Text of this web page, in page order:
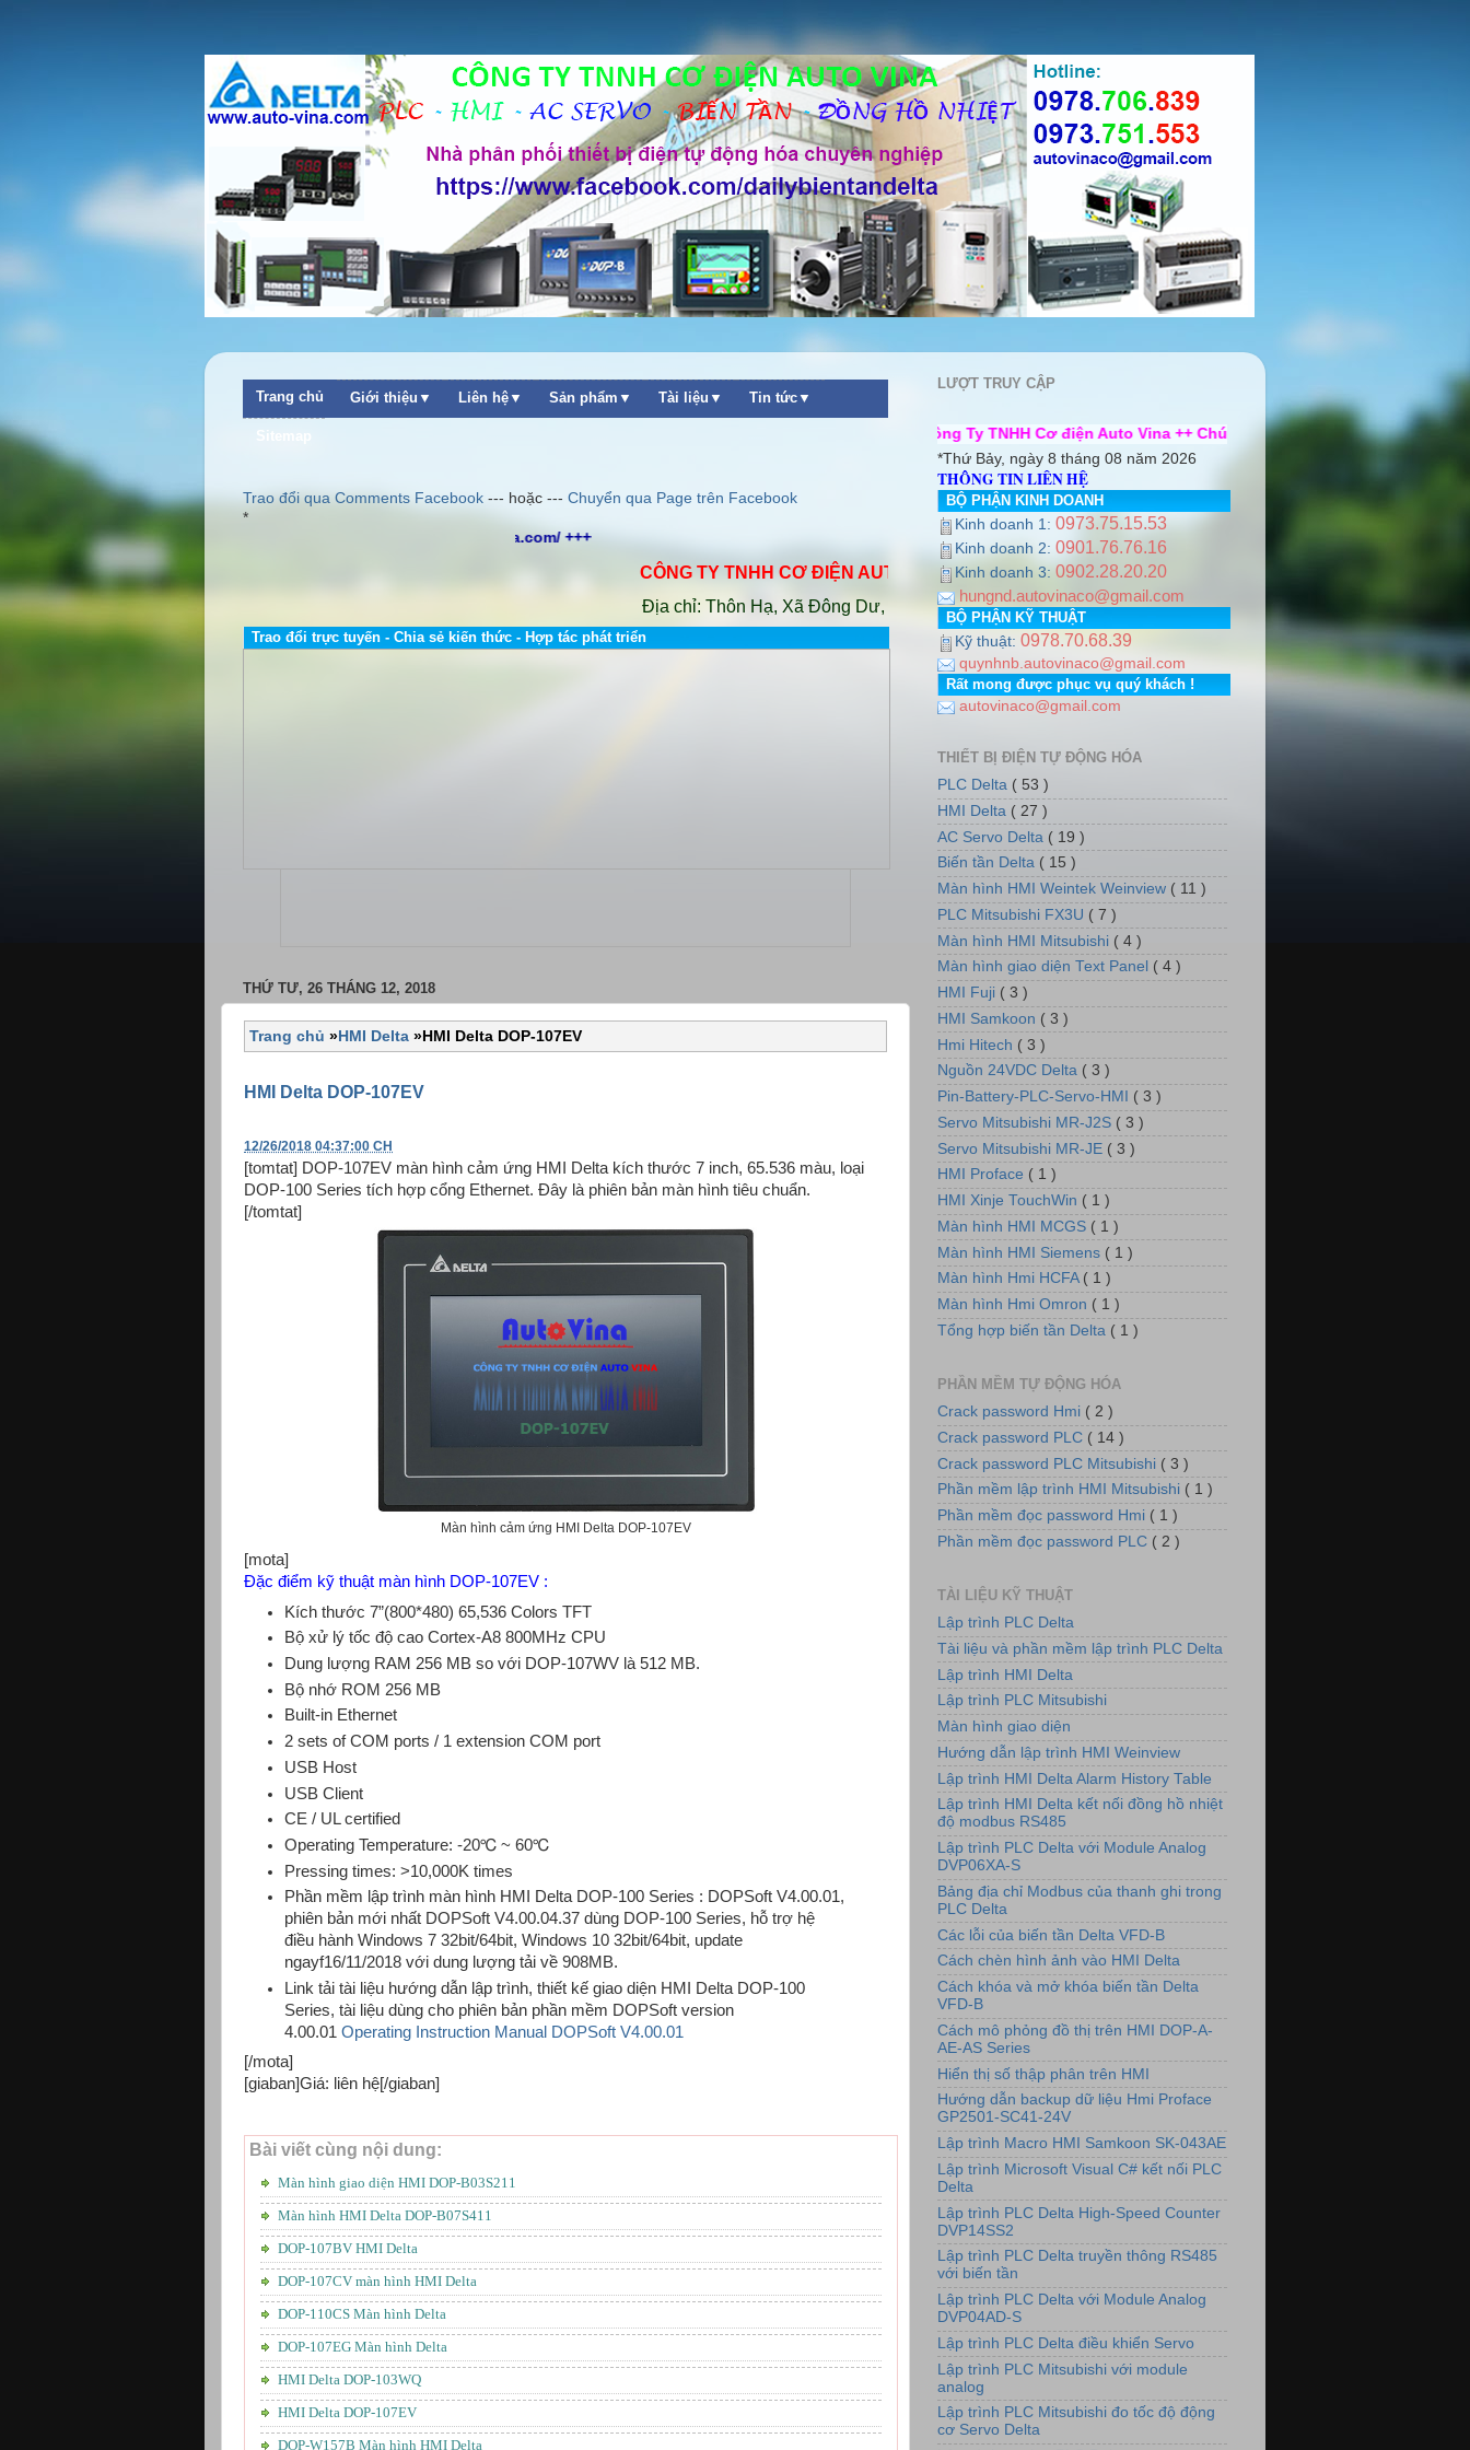
Trang chủ Giới thiệu▼ Liên hệ▼ Sản phẩm▼ Tài liệu▼ Tin tức▼
Sitemap
Trao đổi qua Comments Facebook --- hoặc --- Chuyển qua Page trên Facebook
*
http://www.dailybientandelta.com/ +++ http://www.auto-vina.com/ +++
CÔNG TY TNHH CƠ ĐIỆN AUTO VINA Hotline 0978.706.839 / 0973.751.553
Địa chỉ: Thôn Hạ, Xã Đông Dư, Huyện Gia Lâm, Thành phố Hà Nội. PGD: Số nhà 7, dãy 5, tổ dân phố số 12,
Trao đổi trực tuyến - Chia sẻ kiến thức - Hợp tác phát triển
THỨ TƯ, 26 THÁNG 12, 2018
Trang chủ »HMI Delta »HMI Delta DOP-107EV
HMI Delta DOP-107EV
12/26/2018 04:37:00 CH
[tomtat] DOP-107EV màn hình cảm ứng HMI Delta kích thước 7 inch, 65.536 màu, loại
DOP-100 Series tích hợp cổng Ethernet. Đây là phiên bản màn hình tiêu chuẩn.
[/tomtat]
Màn hình cảm ứng HMI Delta DOP-107EV
[mota]
Đặc điểm kỹ thuật màn hình DOP-107EV :
Kích thước 7”(800*480) 65,536 Colors TFT
Bộ xử lý tốc độ cao Cortex-A8 800MHz CPU
Dung lượng RAM 256 MB so với DOP-107WV là 512 MB.
Bộ nhớ ROM 256 MB
Built-in Ethernet
2 sets of COM ports / 1 extension COM port
USB Host
USB Client
CE / UL certified
Operating Temperature: -20℃ ~ 60℃
Pressing times: >10,000K times
Phần mềm lập trình màn hình HMI Delta DOP-100 Series : DOPSoft V4.00.01,
phiên bản mới nhất DOPSoft V4.00.04.37 dùng DOP-100 Series, hỗ trợ hệ
điều hành Windows 7 32bit/64bit, Windows 10 32bit/64bit, update
ngayf16/11/2018 với dung lượng tải về 908MB.
Link tải tài liệu hướng dẫn lập trình, thiết kế giao diện HMI Delta DOP-100
Series, tài liệu dùng cho phiên bản phần mềm DOPSoft version
4.00.01Operating Instruction Manual DOPSoft V4.00.01
[/mota]
[giaban]Giá: liên hệ[/giaban]
Bài viết cùng nội dung:
Màn hình giao diện HMI DOP-B03S211
Màn hình HMI Delta DOP-B07S411
DOP-107BV HMI Delta
DOP-107CV màn hình HMI Delta
DOP-110CS Màn hình Delta
DOP-107EG Màn hình Delta
HMI Delta DOP-103WQ
HMI Delta DOP-107EV
DOP-W157B Màn hình HMI Delta
LƯỢT TRUY CẬP
++ Chào mừng quý khách ghé thăm website Công Ty TNHH Cơ điện Auto Vina ++ Chúng tôi rất mong được hợp tác cùng quý khách
*Thứ Bảy, ngày 8 tháng 08 năm 2026
THÔNG TIN LIÊN HỆ
BỘ PHẬN KINH DOANH
Kinh doanh 1: 0973.75.15.53
Kinh doanh 2: 0901.76.76.16
Kinh doanh 3: 0902.28.20.20
hungnd.autovinaco@gmail.com
BỘ PHẬN KỸ THUẬT
Kỹ thuật: 0978.70.68.39
quynhnb.autovinaco@gmail.com
Rất mong được phục vụ quý khách !
autovinaco@gmail.com
THIẾT BỊ ĐIỆN TỰ ĐỘNG HÓA
PLC Delta ( 53 )
HMI Delta ( 27 )
AC Servo Delta ( 19 )
Biến tần Delta ( 15 )
Màn hình HMI Weintek Weinview ( 11 )
PLC Mitsubishi FX3U ( 7 )
Màn hình HMI Mitsubishi ( 4 )
Màn hình giao diện Text Panel ( 4 )
HMI Fuji ( 3 )
HMI Samkoon ( 3 )
Hmi Hitech ( 3 )
Nguồn 24VDC Delta ( 3 )
Pin-Battery-PLC-Servo-HMI ( 3 )
Servo Mitsubishi MR-J2S ( 3 )
Servo Mitsubishi MR-JE ( 3 )
HMI Proface ( 1 )
HMI Xinje TouchWin ( 1 )
Màn hình HMI MCGS ( 1 )
Màn hình HMI Siemens ( 1 )
Màn hình Hmi HCFA ( 1 )
Màn hình Hmi Omron ( 1 )
Tổng hợp biến tần Delta ( 1 )
PHẦN MỀM TỰ ĐỘNG HÓA
Crack password Hmi ( 2 )
Crack password PLC ( 14 )
Crack password PLC Mitsubishi ( 3 )
Phần mềm lập trình HMI Mitsubishi ( 1 )
Phần mềm đọc password Hmi ( 1 )
Phần mềm đọc password PLC ( 2 )
TÀI LIỆU KỸ THUẬT
Lập trình PLC Delta
Tài liệu và phần mềm lập trình PLC Delta
Lập trình HMI Delta
Lập trình PLC Mitsubishi
Màn hình giao diện
Hướng dẫn lập trình HMI Weinview
Lập trình HMI Delta Alarm History Table
Lập trình HMI Delta kết nối đồng hồ nhiệt
độ modbus RS485
Lập trình PLC Delta với Module Analog
DVP06XA-S
Bảng địa chỉ Modbus của thanh ghi trong
PLC Delta
Các lỗi của biến tần Delta VFD-B
Cách chèn hình ảnh vào HMI Delta
Cách khóa và mở khóa biến tần Delta
VFD-B
Cách mô phỏng đồ thị trên HMI DOP-A-
AE-AS Series
Hiển thị số thập phân trên HMI
Hướng dẫn backup dữ liệu Hmi Proface
GP2501-SC41-24V
Lập trình Macro HMI Samkoon SK-043AE
Lập trình Microsoft Visual C# kết nối PLC
Delta
Lập trình PLC Delta High-Speed Counter
DVP14SS2
Lập trình PLC Delta truyền thông RS485
với biến tần
Lập trình PLC Delta với Module Analog
DVP04AD-S
Lập trình PLC Delta điều khiển Servo
Lập trình PLC Mitsubishi với module
analog
Lập trình PLC Mitsubishi đo tốc độ động
cơ Servo Delta